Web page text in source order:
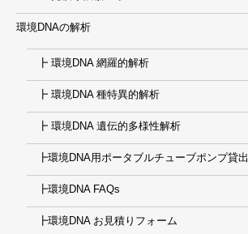
環境DNAの解析
┣ 環境DNA 網羅的解析
┣ 環境DNA 種特異的解析
┣ 環境DNA 遺伝的多様性解析
┣環境DNA用ポータブルチューブポンプ貸出
┣環境DNA FAQs
┣環境DNA お見積りフォーム